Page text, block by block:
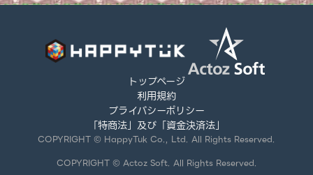
トップページ
利用規約
プライバシーポリシー
「特商法」及び「資金決済法」
COPYRIGHT © HappyTuk Co., Ltd. All Rights Reserved.
COPYRIGHT © Actoz Soft. All Rights Reserved.